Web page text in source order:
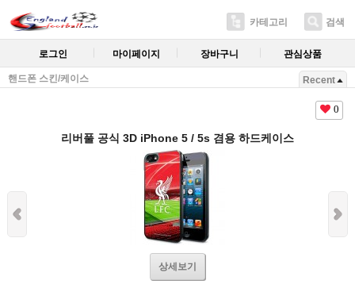
카테고리 검색
로그인 마이페이지 장바구니 관심상품
핸드폰 스킨/케이스 Recent
0
리버풀 공식 3D iPhone 5 / 5s 겸용 하드케이스
상세보기